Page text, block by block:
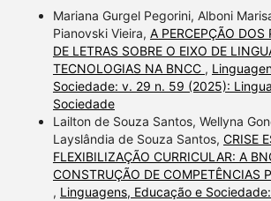
Mariana Gurgel Pegorini, Alboni
Pianovski Vieira, A PERCEPÇÃO DOS
DE LETRAS SOBRE O EIXO DE
TECNOLOGIAS NA BNCC ,
Sociedade: v. 29 n. 59 (2025):
Sociedade
Lailton de Souza Santos, Wellyna
Layslândia de Souza Santos, CRISE
FLEXIBILIZAÇÃO CURRICULAR: A
CONSTRUÇÃO DE COMPETÊNCIAS
, Linguagens, Educação e